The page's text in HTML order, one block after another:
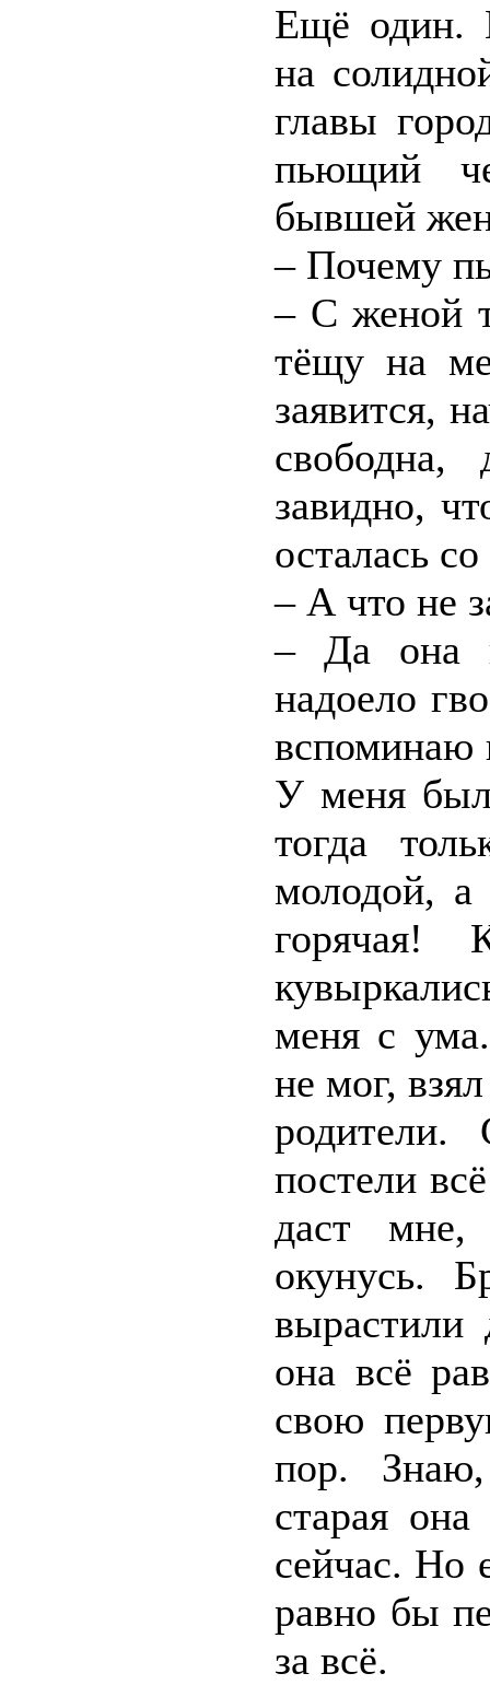
Ещё один.
на
главы
пьющий
бывшей
– Почему
– С женой
тёщу на
заявится,
завидно,
осталась
– А что не
– Да она
надоело
вспоминаю
У меня
тогда
молодой,
меня с
не мог,
постели
даст
окунусь.
вырастили
она всё
свою
пор.
старая
сейчас. Но
равно бы
за всё.